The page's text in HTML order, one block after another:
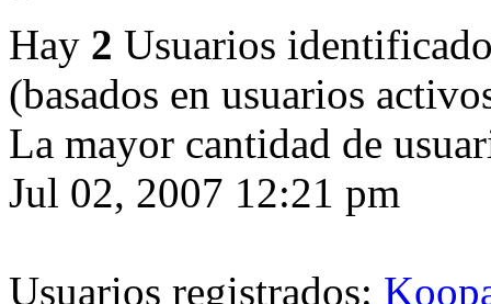
Hay 2 Usuarios
(basados en usuarios
La mayor cantidad de
Jul 02, 2007 12:21 pm
Usuarios registrados: